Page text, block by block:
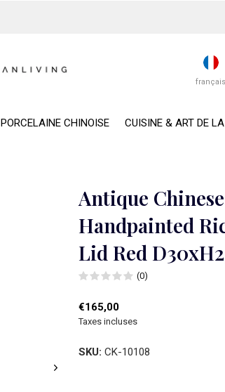
PORCELAINE CHINOISE CUISINE & ART DE
français
Antique
Handpainted
Lid Red
(0)
€165,00
Taxes incluses
SKU: CK-10108